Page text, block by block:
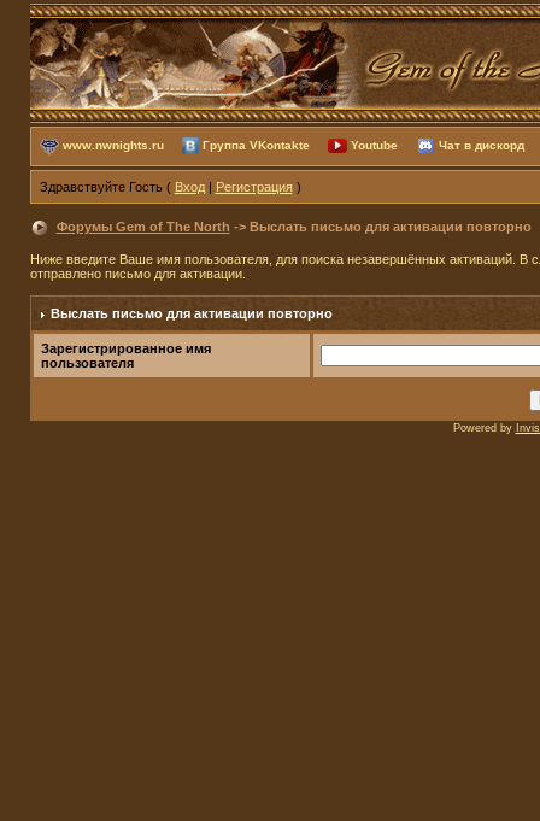
www.nwnights.ru Группа VKontakte Youtube Чат в дискорд
Здравствуйте Гость ( Вход| Регистрация)
Форумы Gem of The North -> Выслать письмо для активации повторно
Ниже введите Ваше имя пользователя, для поиска незавершённых активаций. В
отправлено письмо для активации.
Выслать письмо для активации повторно
Зарегистрированное имя
пользователя
Powered by